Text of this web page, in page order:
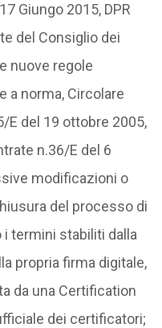
Giungo 2015, DPR
del Consiglio dei
nuove regole
a norma, Circolare
E del 19 ottobre 2005,
n.36/E del 6
modificazioni o
del processo di
termini stabiliti dalla
propria firma digitale,
da una Certification
dei certificatori;